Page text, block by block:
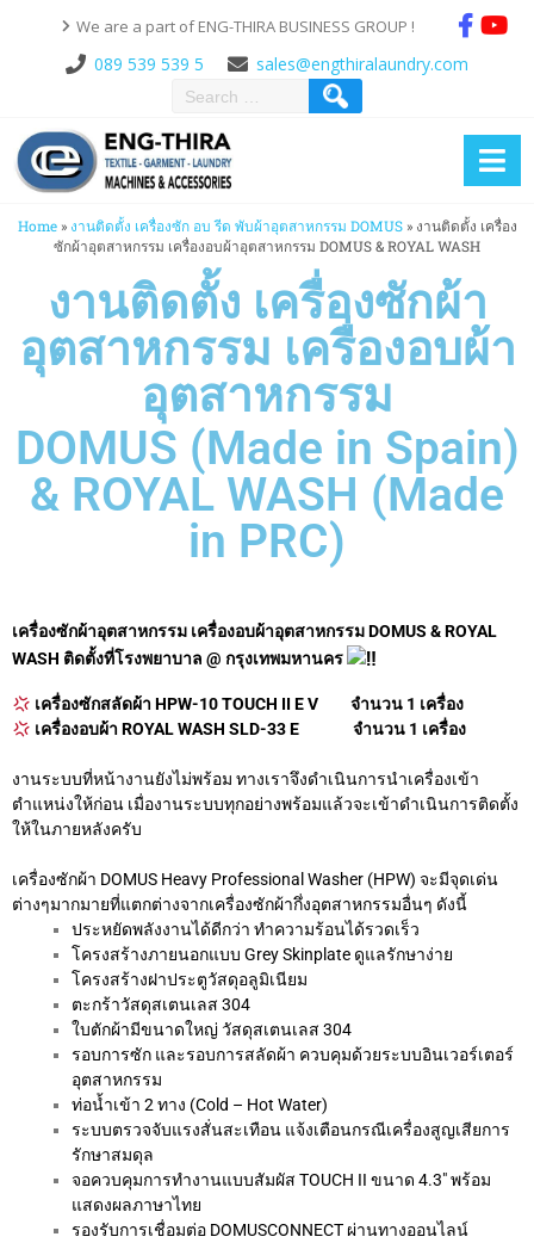
We are a part of ENG-THIRA BUSINESS GROUP !
089 539 539 5 sales@engthiralaundry.com
Home» งานติดตั้ง เครื่องซัก อบ รีด พับผ้าอุตสาหกรรม DOMUS» งานติดตั้ง เครื่อง
ซักผ้าอุตสาหกรรม เครื่องอบผ้าอุตสาหกรรม DOMUS & ROYAL WASH
งานติดตั้ง เครื่องซักผ้า
อุตสาหกรรม เครื่องอบผ้า
อุตสาหกรรม
DOMUS (Made in Spain)
& ROYAL WASH (Made
in PRC)
เครื่องซักผ้าอุตสาหกรรม เครื่องอบผ้าอุตสาหกรรม DOMUS & ROYAL
WASH ติดตั้งที่โรงพยาบาล @ กรุงเทพมหานคร
เครื่องซักสลัดผ้า HPW-10 TOUCH II E V จำนวน 1 เครื่อง
เครื่องอบผ้า ROYAL WASH SLD-33 E จำนวน 1 เครื่อง
งานระบบที่หน้างานยังไม่พร้อม ทางเราจึงดำเนินการนำเครื่องเข้า
ตำแหน่งให้ก่อน เมื่องานระบบทุกอย่างพร้อมแล้วจะเข้าดำเนินการติดตั้ง
ให้ในภายหลังครับ
เครื่องซักผ้า DOMUS Heavy Professional Washer (HPW) จะมีจุดเด่น
ต่างๆมากมายที่แตกต่างจากเครื่องซักผ้ากึ่งอุตสาหกรรมอื่นๆ ดังนี้
ประหยัดพลังงานได้ดีกว่า ทำความร้อนได้รวดเร็ว
โครงสร้างภายนอกแบบ Grey Skinplate ดูแลรักษาง่าย
โครงสร้างฝาประตูวัสดุอลูมิเนียม
ตะกร้าวัสดุสเตนเลส 304
ใบตักผ้ามีขนาดใหญ่ วัสดุสเตนเลส 304
รอบการซัก และรอบการสลัดผ้า ควบคุมด้วยระบบอินเวอร์เตอร์
อุตสาหกรรม
ท่อน้ำเข้า 2 ทาง (Cold – Hot Water)
ระบบตรวจจับแรงสั่นสะเทือน แจ้งเตือนกรณีเครื่องสูญเสียการ
รักษาสมดุล
จอควบคุมการทำงานแบบสัมผัส TOUCH II ขนาด 4.3″ พร้อม
แสดงผลภาษาไทย
รองรับการเชื่อมต่อ DOMUSCONNECT ผ่านทางออนไลน์